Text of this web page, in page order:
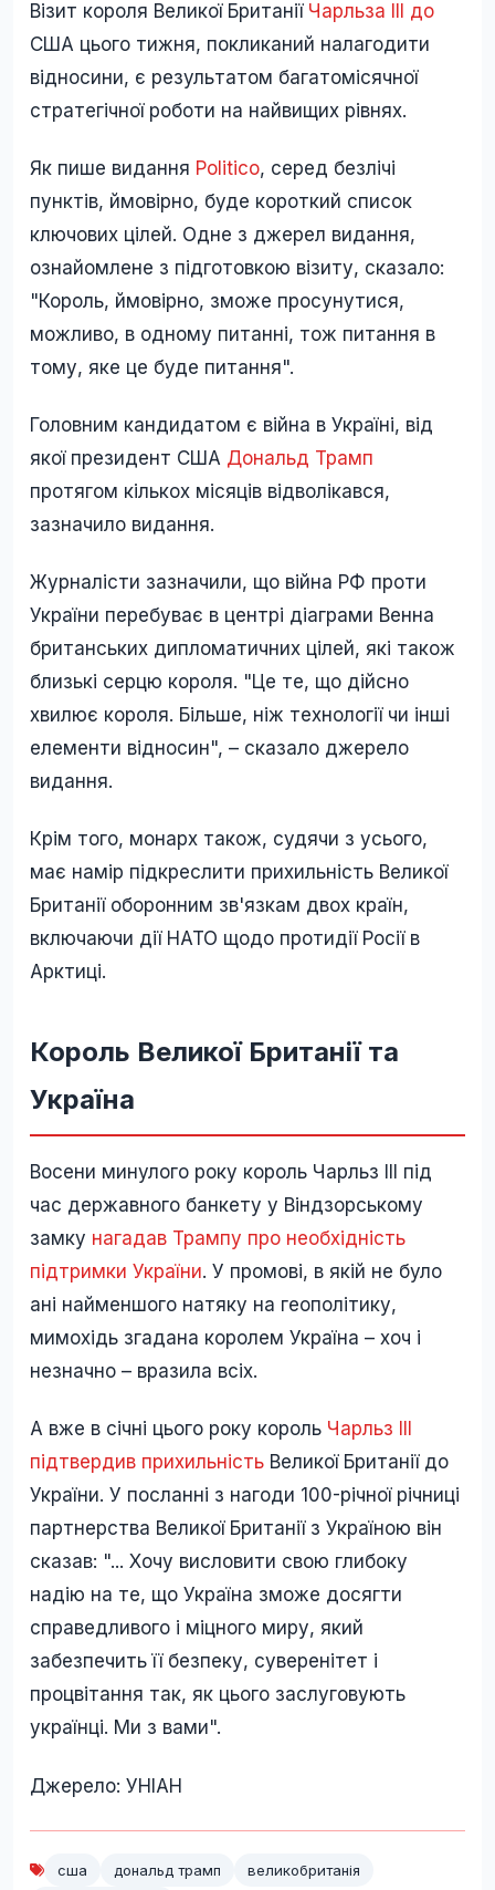
Візит короля Великої Британії Чарльза III до
США цього тижня, покликаний налагодити
відносини, є результатом багатомісячної
стратегічної роботи на найвищих рівнях.
Як пише видання Politico, серед безлічі
пунктів, ймовірно, буде короткий список
ключових цілей. Одне з джерел видання,
ознайомлене з підготовкою візиту, сказало:
"Король, ймовірно, зможе просунутися,
можливо, в одному питанні, тож питання в
тому, яке це буде питання".
Головним кандидатом є війна в Україні, від
якої президент США Дональд Трамп
протягом кількох місяців відволікався,
зазначило видання.
Журналісти зазначили, що війна РФ проти
України перебуває в центрі діаграми Венна
британських дипломатичних цілей, які також
близькі серцю короля. "Це те, що дійсно
хвилює короля. Більше, ніж технології чи інші
елементи відносин", – сказало джерело
видання.
Крім того, монарх також, судячи з усього,
має намір підкреслити прихильність Великої
Британії оборонним зв'язкам двох країн,
включаючи дії НАТО щодо протидії Росії в
Арктиці.
Король Великої Британії та
Україна
Восени минулого року король Чарльз III під
час державного банкету у Віндзорському
замку нагадав Трампу про необхідність
підтримки України. У промові, в якій не було
ані найменшого натяку на геополітику,
мимохідь згадана королем Україна – хоч і
незначно – вразила всіх.
А вже в січні цього року король Чарльз III
підтвердив прихильність Великої Британії до
України. У посланні з нагоди 100-річної річниці
партнерства Великої Британії з Україною він
сказав: "... Хочу висловити свою глибоку
надію на те, що Україна зможе досягти
справедливого і міцного миру, який
забезпечить її безпеку, суверенітет і
процвітання так, як цього заслуговують
українці. Ми з вами".
Джерело: УНІАН
сша дональд трамп великобританія